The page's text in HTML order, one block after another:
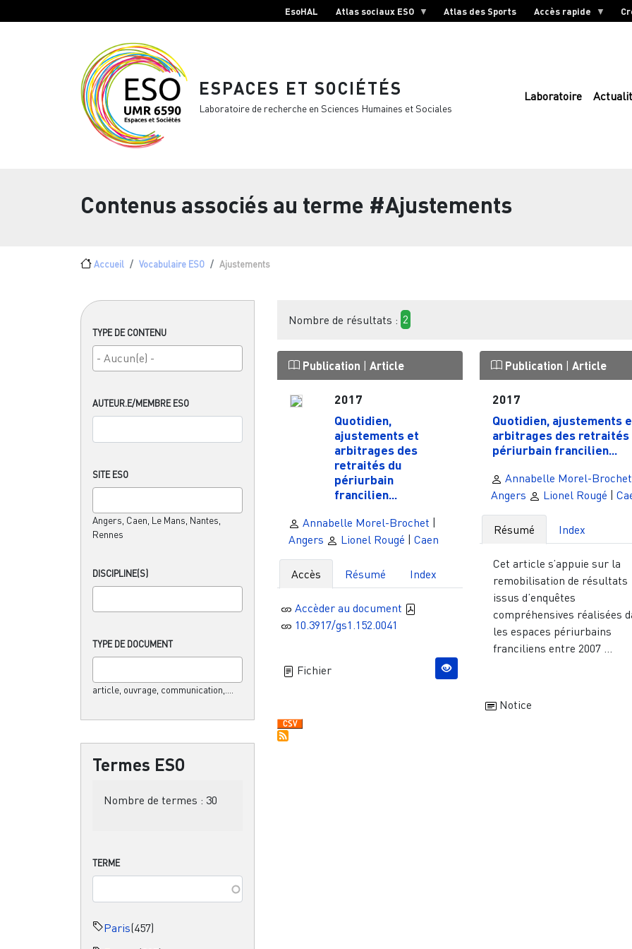
EsoHAL Atlas sociaux ESO Atlas des Sports Accès rapide
ESPACES ET SOCIÉTÉS
Laboratoire de recherche en Sciences Humaines et Sociales
Laboratoire
Contenus associés au terme #Ajustements
Fil d'Ariane
Accueil Vocabulaire ESO Ajustements
TYPE DE CONTENU
AUTEUR.E/MEMBRE ESO
SITE ESO
Angers, Caen, Le Mans, Nantes,
Rennes
DISCIPLINE(S)
TYPE DE DOCUMENT
article, ouvrage, communication,....
Termes ESO
Nombre de termes : 30
TERME
Paris(457)
Nombre de résultats : 2
Publication | Article
2017
Quotidien,
ajustements et
arbitrages des
retraités du
périurbain
francilien...
Annabelle Morel-Brochet |
Angers
Lionel Rougé | Caen
Accès Résumé Index
Accèder au document
10.3917/gs1.152.0041
Fichier
Publication | Article
2017
Quotidien, ajustements
arbitrages des retraités
périurbain francilien...
Annabelle Morel-Brochet
Angers
Lionel Rougé |
Résumé Index
Cet article s’appuie sur la
remobilisation de résultats
issus d’enquêtes
compréhensives réalisées
les espaces périurbains
franciliens entre 2007 ...
Notice